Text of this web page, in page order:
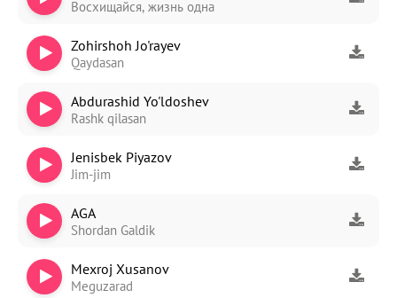
Восхищайся, жизнь одна
Zohirshoh Jo'rayev
Qaydasan
Abdurashid Yo'ldoshev
Rashk qilasan
Jenisbek Piyazov
Jim-jim
AGA
Shordan Galdik
Mexroj Xusanov
Meguzarad